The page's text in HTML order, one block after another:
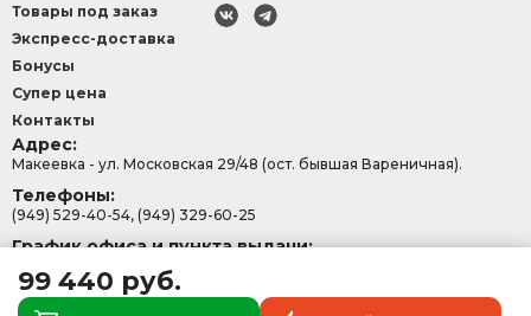
99 440 руб.
Товары под заказ
Экспресс-доставка
Бонусы
Супер цена
Контакты
Адрес:
Макеевка - ул. Московская 29/48 (ост. бывшая Вареничная).
Телефоны:
(949) 529-40-54, (949) 329-60-25
График офиса и пункта выдачи: